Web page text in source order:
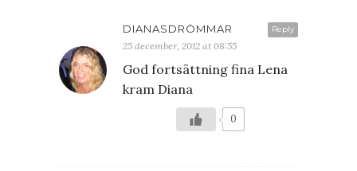
Reply
DIANASDRÖMMAR
25 december, 2012 at 08:55
God fortsättning fina Lena
kram Diana
0